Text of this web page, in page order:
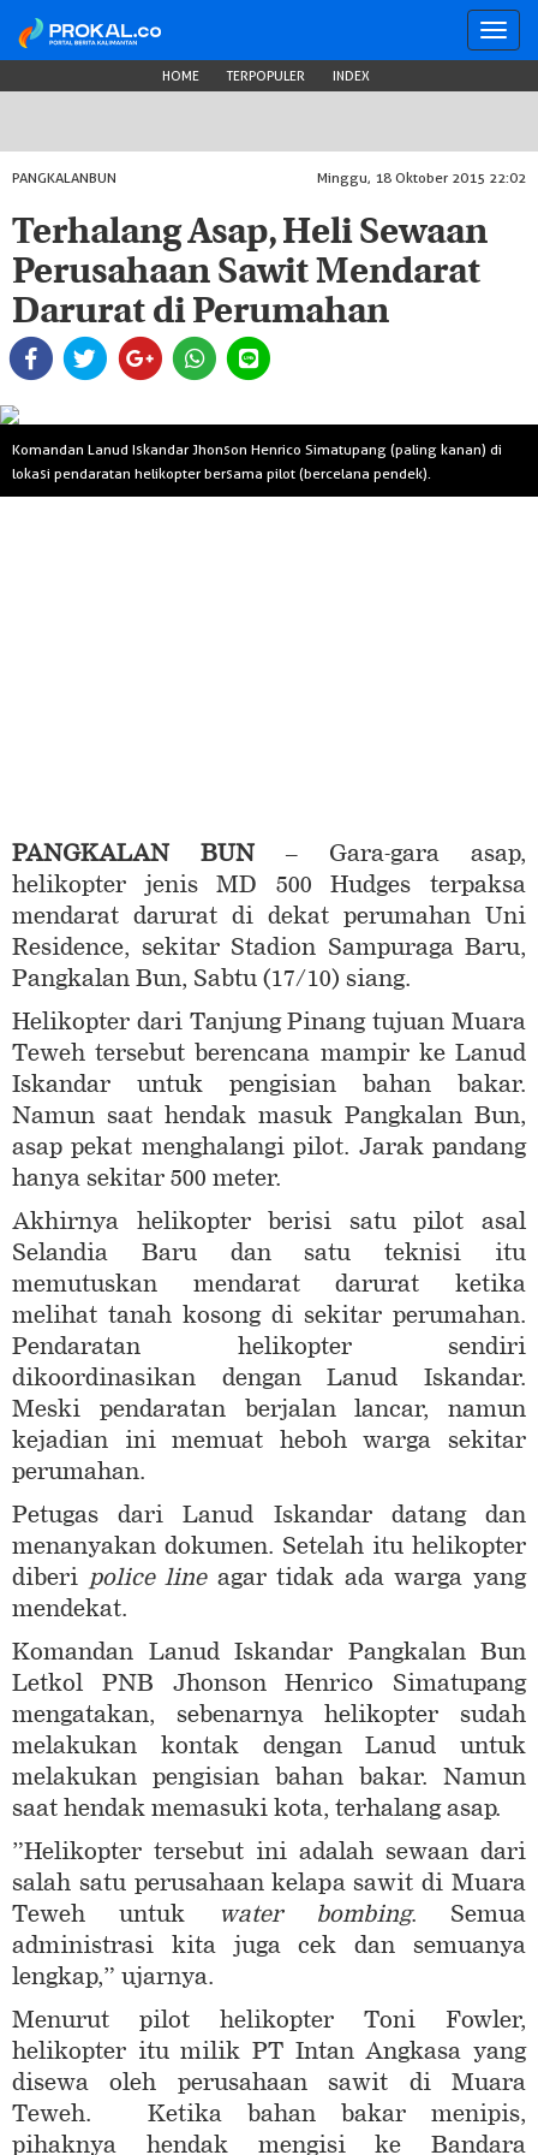
HOME TERPOPULER INDEX
PANGKALANBUN Minggu, 18 Oktober 2015 22:02
Terhalang Asap, Heli Sewaan
Perusahaan Sawit Mendarat
Darurat di Perumahan
Komandan Lanud Iskandar Jhonson Henrico Simatupang (paling kanan) di
lokasi pendaratan helikopter bersama pilot (bercelana pendek).
PANGKALAN BUN – Gara-gara asap,
helikopter jenis MD 500 Hudges terpaksa
mendarat darurat di dekat perumahan Uni
Residence, sekitar Stadion Sampuraga Baru,
Pangkalan Bun, Sabtu (17/10) siang.
Helikopter dari Tanjung Pinang tujuan Muara
Teweh tersebut berencana mampir ke Lanud
Iskandar untuk pengisian bahan bakar.
Namun saat hendak masuk Pangkalan Bun,
asap pekat menghalangi pilot. Jarak pandang
hanya sekitar 500 meter.
Akhirnya helikopter berisi satu pilot asal
Selandia Baru dan satu teknisi itu
memutuskan mendarat darurat ketika
melihat tanah kosong di sekitar perumahan.
Pendaratan helikopter sendiri
dikoordinasikan dengan Lanud Iskandar.
Meski pendaratan berjalan lancar, namun
kejadian ini memuat heboh warga sekitar
perumahan.
Petugas dari Lanud Iskandar datang dan
menanyakan dokumen. Setelah itu helikopter
diberi police lineagar tidak ada warga yang
mendekat.
Komandan Lanud Iskandar Pangkalan Bun
Letkol PNB Jhonson Henrico Simatupang
mengatakan, sebenarnya helikopter sudah
melakukan kontak dengan Lanud untuk
melakukan pengisian bahan bakar. Namun
saat hendak memasuki kota, terhalang asap.
”Helikopter tersebut ini adalah sewaan dari
salah satu perusahaan kelapa sawit di Muara
Teweh untuk
water bombing. Semua
administrasi kita juga cek dan semuanya
lengkap,” ujarnya.
Menurut pilot helikopter Toni Fowler,
helikopter itu milik PT Intan Angkasa yang
disewa oleh perusahaan sawit di Muara
Teweh. Ketika bahan bakar menipis,
pihaknya hendak mengisi ke Bandara